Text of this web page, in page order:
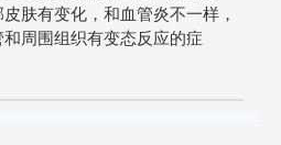
肤有变化，和血管炎不一样，
周围组织有变态反应的症